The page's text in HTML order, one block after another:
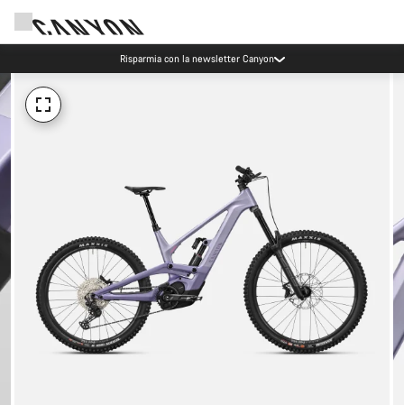
Risparmia con la newsletter Canyon